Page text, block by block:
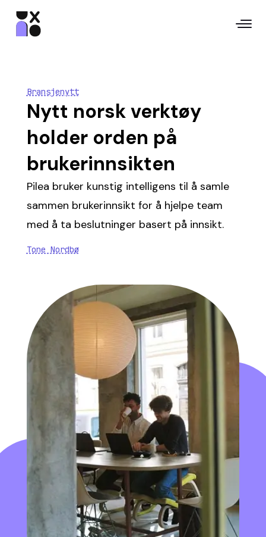
Bransjenytt
Nytt norsk verktøy
holder orden på
brukerinnsikten
Pilea bruker kunstig intelligens til å samle
sammen brukerinnsikt for å hjelpe team
med å ta beslutninger basert på innsikt.
Tone Nordbø